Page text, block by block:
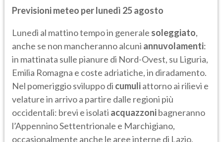
Previsioni meteo per lunedì 25 agosto
Lunedì al mattino tempo in generale soleggiato,
anche se non mancheranno alcuni annuvolamenti:
in mattinata sulle pianure di Nord-Ovest, su Liguria,
Emilia Romagna e coste adriatiche, in diradamento.
Nel pomeriggio sviluppo di cumuliattorno ai rilievi e
velature in arrivo a partire dalle regioni più
occidentali: brevi e isolati acquazzonibagneranno
l’Appennino Settentrionale e Marchigiano,
occasionalmente anche le aree interne di Lazio,